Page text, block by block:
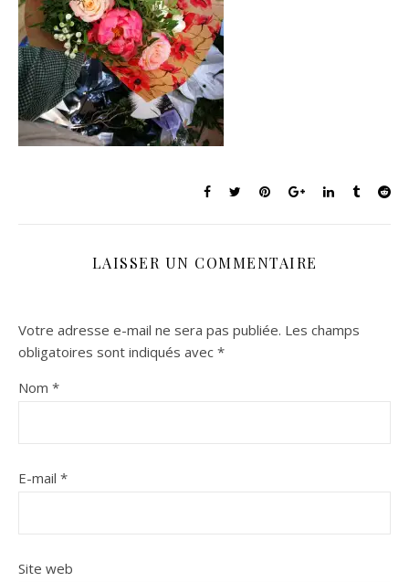
LAISSER UN COMMENTAIRE
Votre adresse e-mail ne sera pas publiée. Les champs
obligatoires sont indiqués avec *
Nom *
E-mail *
Site web